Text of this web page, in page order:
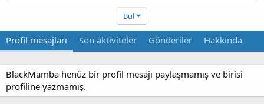
Bul
Profil mesajları Son aktiviteler Gönderiler Hakkında
BlackMamba henüz bir profil mesajı paylaşmamış ve birisi
profiline yazmamış.